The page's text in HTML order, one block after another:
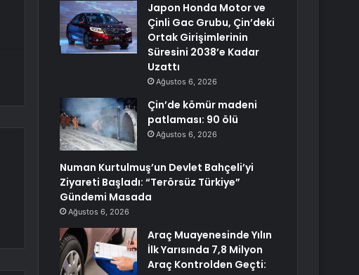
Japon Honda Motor ve
Çinli Gac Grubu, Çin’deki
Ortak Girişimlerinin
Süresini 2038’e Kadar
Uzattı
Ağustos 6, 2026
Çin’de kömür madeni
patlaması: 90 ölü
Ağustos 6, 2026
Numan Kurtulmuş’un Devlet Bahçeli’yi
Ziyareti Başladı: “Terörsüz Türkiye”
Gündemi Masada
Ağustos 6, 2026
Araç Muayenesinde Yılın
İlk Yarısında 7,8 Milyon
Araç Kontrolden Geçti: